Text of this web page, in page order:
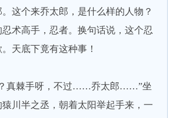
这个来乔太郎，是什么样的人物？
术高手，忍者。换句话说，这个忍
天底下竟有这种事！
棘手呀，不过……乔太郎……”坐
川半之丞，朝着太阳举起手来，一